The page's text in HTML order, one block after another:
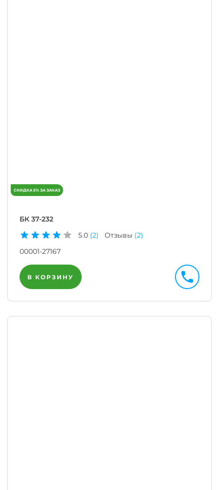
БК 37-232
5.0 (2) Отзывы (2)
00001-27167
В КОРЗИНУ